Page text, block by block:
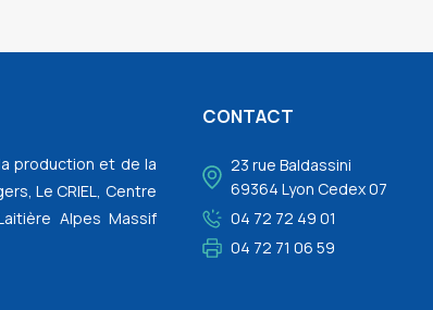
production et de la
Le CRIEL, Centre
Alpes Massif
CONTACT
23 rue Baldassini
69364 Lyon Cedex 07
04 72 72 49 01
04 72 71 06 59